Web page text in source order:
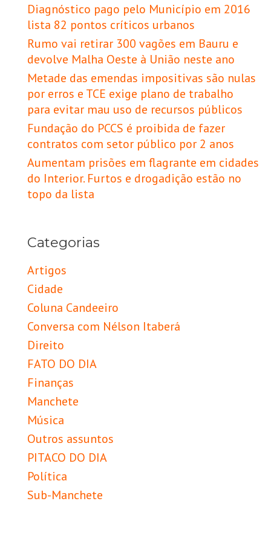
Diagnóstico pago pelo Município em 2016
lista 82 pontos críticos urbanos
Rumo vai retirar 300 vagões em Bauru e
devolve Malha Oeste à União neste ano
Metade das emendas impositivas são nulas
por erros e TCE exige plano de trabalho
para evitar mau uso de recursos públicos
Fundação do PCCS é proibida de fazer
contratos com setor público por 2 anos
Aumentam prisões em flagrante em cidades
do Interior. Furtos e drogadição estão no
topo da lista
Categorias
Artigos
Cidade
Coluna Candeeiro
Conversa com Nélson Itaberá
Direito
FATO DO DIA
Finanças
Manchete
Música
Outros assuntos
PITACO DO DIA
Política
Sub-Manchete